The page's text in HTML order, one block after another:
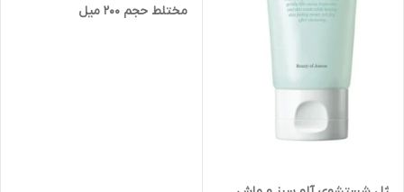
مختلط‌ حجم‌ 200‌ میل